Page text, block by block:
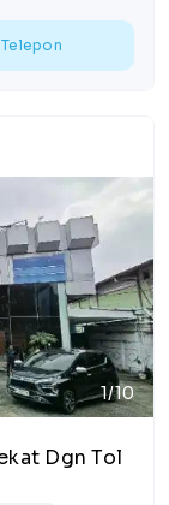
Telepon
1/10
Dgn Tol